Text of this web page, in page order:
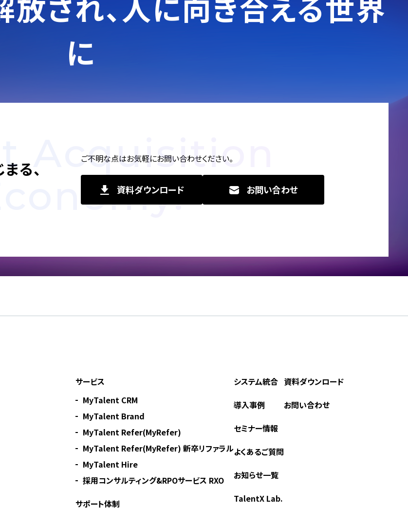
に
Acquisition
Economy.
る、
ご不明な点はお気軽にお問い合わせください。
資料ダウンロード お問い合わせ
サービス
MyTalent CRM
MyTalent Brand
MyTalent Refer(MyRefer)
MyTalent Refer(MyRefer) 新卒リファラル
MyTalent Hire
採用コンサルティング&RPOサービス RXO
サポート体制
システム統合
導入事例
セミナー情報
よくあるご質問
お知らせ一覧
TalentX Lab.
資料ダウンロード
お問い合わせ